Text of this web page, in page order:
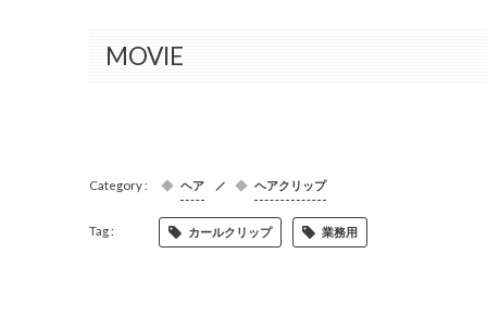
MOVIE
ヘア ヘアクリップ
カールクリップ 業務用